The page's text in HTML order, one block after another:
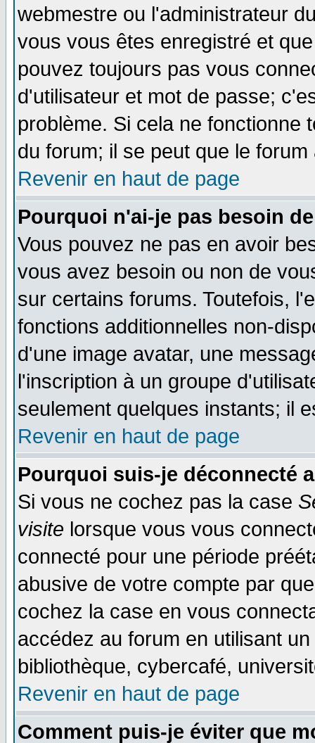
webmestre ou l'administrateur
vous vous êtes enregistré et
pouvez toujours pas vous
d'utilisateur et mot de passe;
problème. Si cela ne fonctionne
du forum; il se peut que le
Revenir en haut de page
Pourquoi n'ai-je pas besoin
Vous pouvez ne pas en avoir
vous avez besoin ou non de
sur certains forums. Toutefois,
fonctions additionnelles non-
d'une image avatar, une
l'inscription à un groupe
seulement quelques instants; il
Revenir en haut de page
Pourquoi suis-je déconnecté
Si vous ne cochez pas la case
visite lorsque vous vous
connecté pour une période
abusive de votre compte par
cochez la case en vous
accédez au forum en utilisant
bibliothèque, cybercafé,
Revenir en haut de page
Comment puis-je éviter que